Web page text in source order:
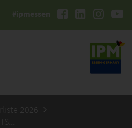
#ipmessen
2026
IF Plants MEDITERPLANTS SL